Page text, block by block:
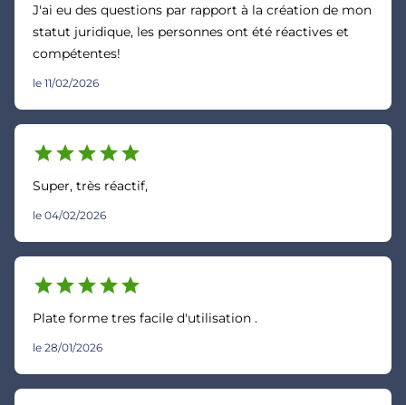
J'ai eu des questions par rapport à la création de mon
statut juridique, les personnes ont été réactives et
compétentes!
le 11/02/2026
starstarstarstarstar
Super, très réactif,
le 04/02/2026
starstarstarstarstar
Plate forme tres facile d'utilisation .
le 28/01/2026